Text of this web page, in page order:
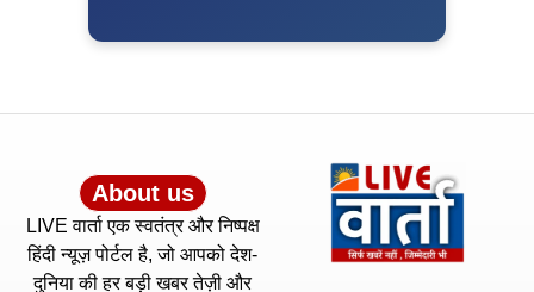
About us
LIVE वार्ता एक स्वतंत्र और निष्पक्ष
हिंदी न्यूज़ पोर्टल है, जो आपको देश-
दुनिया की हर बड़ी खबर तेज़ी और